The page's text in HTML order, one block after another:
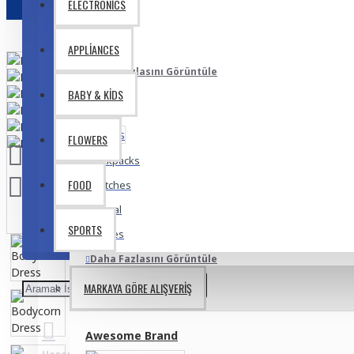
Lipstick
Makeup
Daha Fazlasını Görüntüle
Bags
Backpacks
Clutches
Formal
Purses
Daha Fazlasını Görüntüle
Fashion
Accesories
MARKAYA GÖRE ALIŞVERIŞ
Awesome Brand
ELECTRONICS
APPLIANCES
BABY & KIDS
FLOWERS
FOOD
SPORTS